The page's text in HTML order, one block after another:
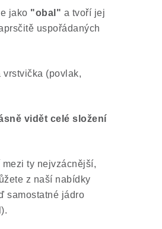
jako "obal" a tvoří jej
uspořádaných
vrstvička (povlak,
vidět celé složení
ty nejvzácnější,
z naší nabídky
samostatné jádro